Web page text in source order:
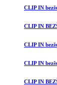
CLIP IN
CLIP IN
CLIP IN
CLIP IN
CLIP IN